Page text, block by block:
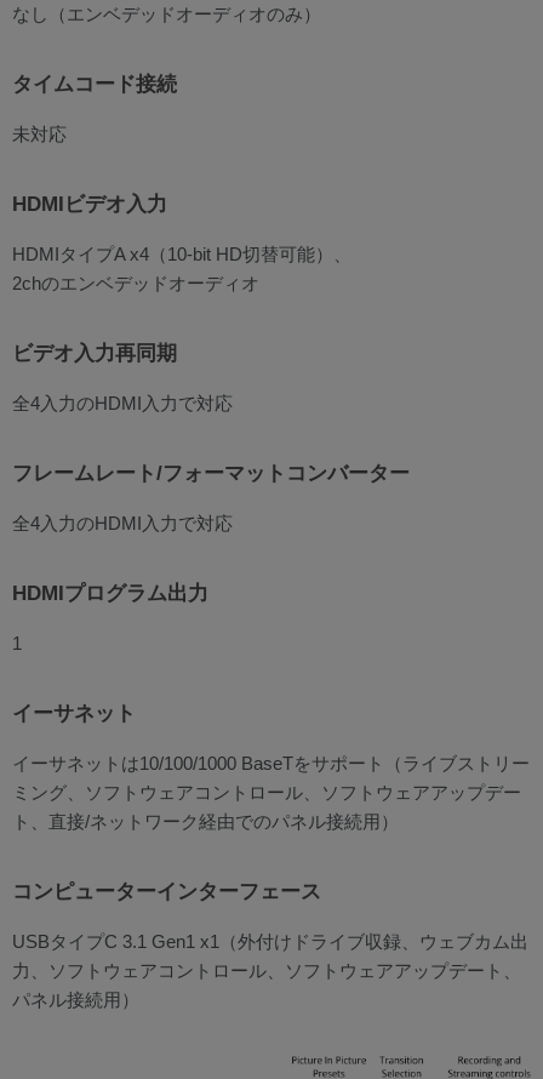
なし（エンベデッドオーディオのみ）
タイムコード接続
未対応
HDMIビデオ入力
HDMIタイプA x4（10-bit HD切替可能）、
2chのエンベデッドオーディオ
ビデオ入力再同期
全4入力のHDMI入力で対応
フレームレート/フォーマットコンバーター
全4入力のHDMI入力で対応
HDMIプログラム出力
1
イーサネット
イーサネットは10/100/1000 BaseTをサポート（ライブストリー
ミング、ソフトウェアコントロール、ソフトウェアアップデー
ト、直接/ネットワーク経由でのパネル接続用）
コンピューターインターフェース
USBタイプC 3.1 Gen1 x1（外付けドライブ収録、ウェブカム出
力、ソフトウェアコントロール、ソフトウェアアップデート、
パネル接続用）